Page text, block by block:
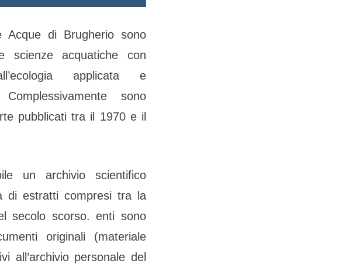
Acque di Brugherio sono
scienze acquatiche con
applicata e
sono
pubblicati tra il 1970 e il
un archivio scientifico
di estratti compresi tra la
secolo scorso. enti sono
originali (materiale
all’archivio personale del